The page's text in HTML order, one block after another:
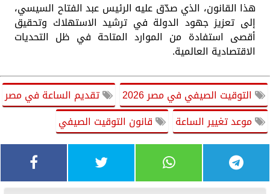
هذا القانون، الذي صدّق عليه الرئيس عبد الفتاح السيسي،
إلى تعزيز جهود الدولة في ترشيد الاستهلاك وتحقيق
أقصى استفادة من الموارد المتاحة في ظل التحديات
الاقتصادية العالمية.
التوقيت الصيفي في مصر 2026
تقديم الساعة في مصر
موعد تغيير الساعة
قانون التوقيت الصيفي